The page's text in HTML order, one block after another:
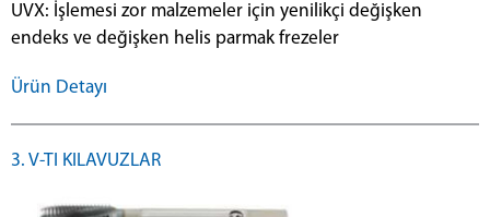
UVX: İşlemesi zor malzemeler için yenilikçi değişken
endeks ve değişken helis parmak frezeler
Ürün Detayı
3. V-TI KILAVUZLAR